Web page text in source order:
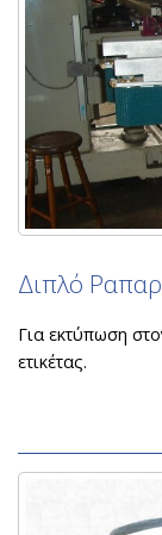
Διπλό
Για εκτύπωση
ετικέτας.